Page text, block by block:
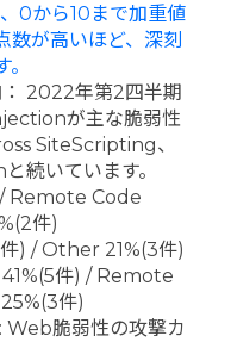
0から10まで加重値
数が高いほど、深刻
2022年第2四半期
が主な脆弱性
SiteScripting、
続いています。
Remote Code
件)
) / Other 21%(3件)
件) / Remote
件)
Web脆弱性の攻撃カ